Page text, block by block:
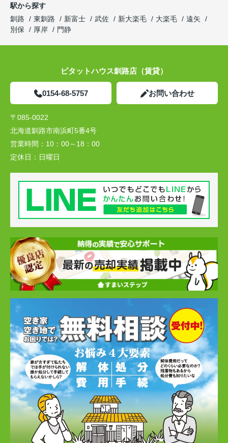
駅から探す
釧路
東釧路 新富士 武佐 新大楽毛 大楽毛
遠矢
別保
厚岸 門静
ピタットハウス釧路店（賃貸）
0154-68-5757 お問い合わせ
〒085-0022
北海道釧路市南浜町5番4号
営業時間： 10：00～18：00
定休日： 日曜日